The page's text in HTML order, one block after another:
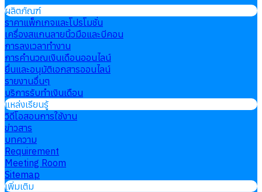
ผลิตภัณฑ์
ราคาแพ็กเกจและโปรโมชั่น
เครื่องสแกนลายนิ้วมือและบีคอน
การลงเวลาทำงาน
การคำนวณเงินเดือนออนไลน์
ยื่นและอนุมัติเอกสารออนไลน์
รายงานอื่นๆ
บริการรับทำเงินเดือน
แหล่งเรียนรู้
วิดีโอสอนการใช้งาน
ข่าวสาร
บทความ
Requirement
Meeting Room
Sitemap
เพิ่มเติม